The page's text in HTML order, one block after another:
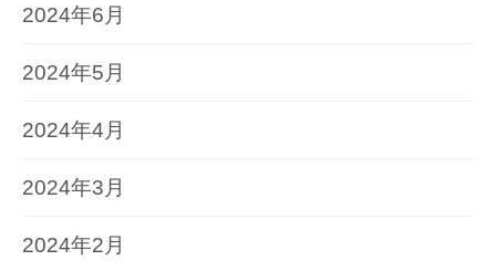
2024年6月
2024年5月
2024年4月
2024年3月
2024年2月